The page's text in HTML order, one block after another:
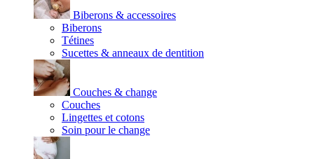
Biberons & accessoires
Biberons
Tétines
Sucettes & anneaux de dentition
Couches & change
Couches
Lingettes et cotons
Soin pour le change